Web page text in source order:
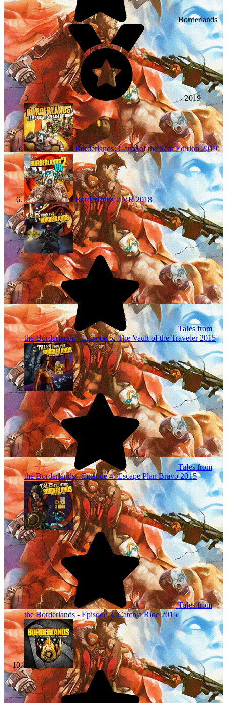
Borderlands
3 2019
Borderlands: Game of the Year Edition2019
Borderlands 2 VR2018
Tales from
the Borderlands - Episode 5: The Vault of the Traveler2015
Tales from
the Borderlands - Episode 4: Escape Plan Bravo2015
Tales from
the Borderlands - Episode 3: Catch a Ride2015